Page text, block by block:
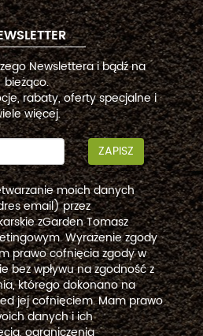
Newslettera i bądź na
bieżąco.
rabaty, oferty specjalne i
więcej.
ZAPISZ
moich danych
email) przez
zGarden Tomasz
Wyrażenie zgody
prawo cofnięcia zgody w
bez wpływu na zgodność z
którego dokonano na
jej cofnięciem. Mam prawo
danych i ich
ograniczenia